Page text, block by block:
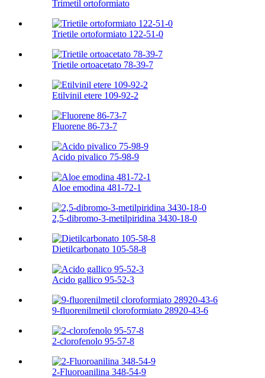
Trimetil ortoformiato
Trietile ortoformiato 122-51-0
Trietile ortoacetato 78-39-7
Etilvinil etere 109-92-2
Fluorene 86-73-7
Acido pivalico 75-98-9
Aloe emodina 481-72-1
2,5-dibromo-3-metilpiridina 3430-18-0
Dietilcarbonato 105-58-8
Acido gallico 95-52-3
9-fluorenilmetil cloroformiato 28920-43-6
2-clorofenolo 95-57-8
2-Fluoroanilina 348-54-9